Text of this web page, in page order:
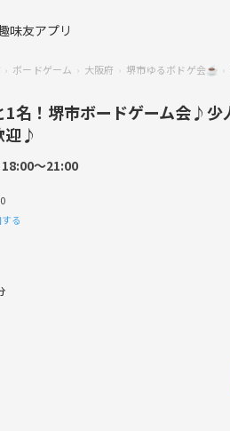
味友アプリ
ボードゲーム 大阪府 堺市ゆるボドゲ会☕️
1名！堺市ボードゲーム会♪
迎♪
〜21:00
る